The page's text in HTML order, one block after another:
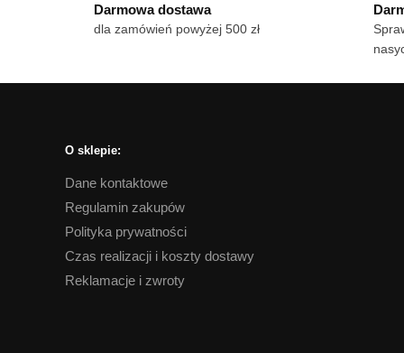
170 zł
wiele
wariantów.
można
Darmowa dostawa
dla zamówień powyżej 500 zł
O sklepie:
Dane kontaktowe
Regulamin zakupów
Polityka prywatności
Czas realizacji i koszty dostawy
Reklamacje i zwroty